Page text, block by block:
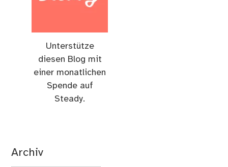
Unterstütze
diesen Blog mit
einer monatlichen
Spende auf
Steady.
Archiv